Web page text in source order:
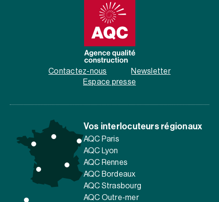
Contactez-nous
Newsletter
Espace presse
Vos interlocuteurs régionaux
AQC Paris
AQC Lyon
AQC Rennes
AQC Bordeaux
AQC Strasbourg
AQC Outre-mer